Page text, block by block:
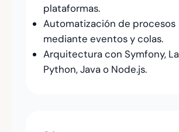
plataformas.
Automatización de procesos
mediante eventos y colas.
Arquitectura con Symfony,
Python, Java o Node.js.